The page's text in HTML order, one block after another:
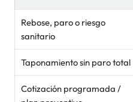
Rebose, paro o riesgo
sanitario
Taponamiento sin paro total
Cotización programada /